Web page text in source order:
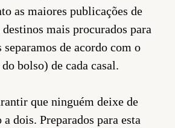
as maiores publicações de
mais procurados para
separamos de acordo com o
bolso) de cada casal.
que ninguém deixe de
dois. Preparados para esta